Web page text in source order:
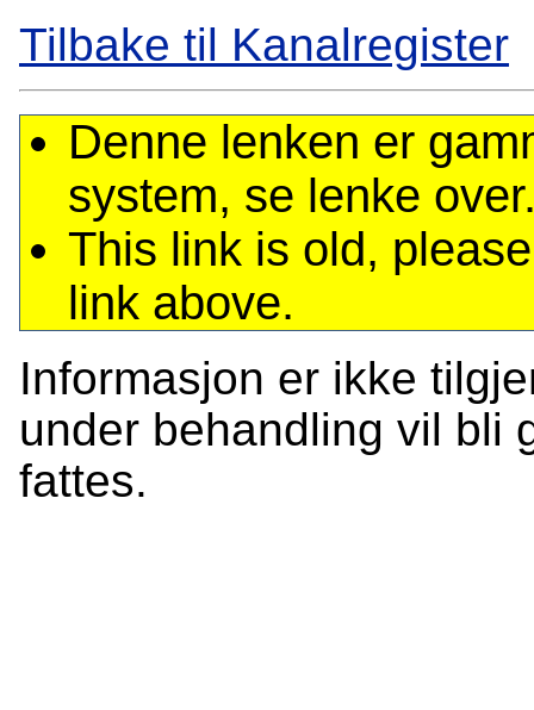
Tilbake til Kanalregister
Denne lenken er
system, se lenke
This link is old,
link above.
Informasjon er ikke
under behandling vil bli
fattes.